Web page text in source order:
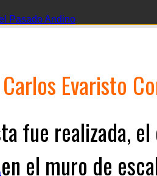
Pasado Andino
Evaristo
fue realizada,
el muro de